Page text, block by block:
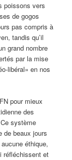
poissons vers
de gogos
pas compris à
tandis qu’il
grand nombre
par la mise
libéral» en nos
pour mieux
des
système
de beaux jours
éthique,
réfléchissent et